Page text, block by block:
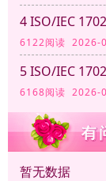
4 ISO/IEC
6122阅读 2026-
5 ISO/IEC
6168阅读 2026-
暂无数据